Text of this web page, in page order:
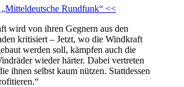
Rundfunk“ <<
wird von ihren Gegnern aus den
kritisiert – Jetzt, wo die Windkraft
werden soll, kämpfen auch die
wieder härter. Dabei vertreten
ihnen selbst kaum nützen. Stattdessen